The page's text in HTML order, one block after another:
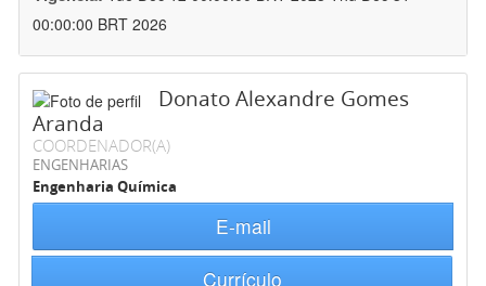
00:00:00 BRT 2026
Donato Alexandre Gomes
Aranda
COORDENADOR(A)
ENGENHARIAS
Engenharia Química
E-mail
Currículo